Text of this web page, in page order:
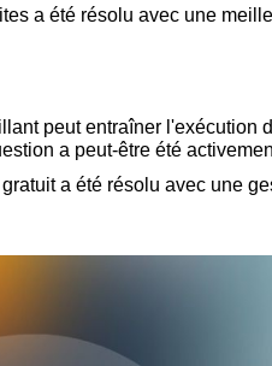
a été résolu avec une
peut entraîner l'exécution
a peut-être été
a été résolu avec une